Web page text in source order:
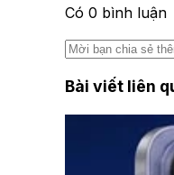
Có 0 bình luận
Bài viết liên